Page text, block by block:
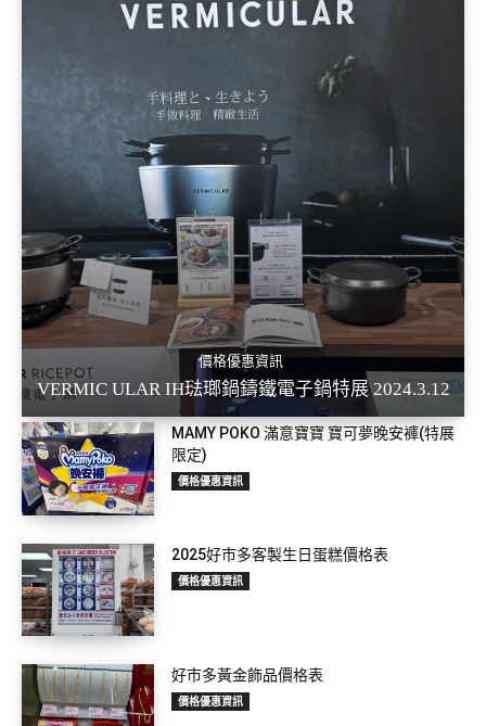
價格優惠資訊
VERMIC ULAR IH琺瑯鍋鑄鐵電子鍋特展 2024.3.12
MAMY POKO 滿意寶寶 寶可夢晚安褲(特展
限定)
價格優惠資訊
2025好市多客製生日蛋糕價格表
價格優惠資訊
好市多黃金飾品價格表
價格優惠資訊